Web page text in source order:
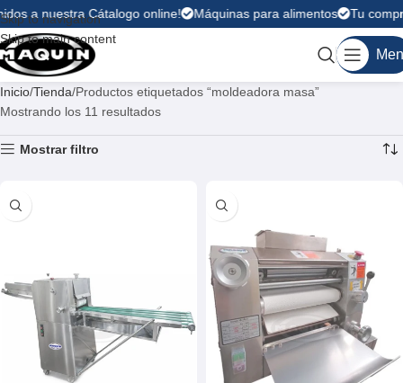
Skip to navigation
Skip to main content
a nuestra Cátalogo online! Máquinas para alimentos Tu
Inicio Tienda Productos etiquetados “moldeadora masa”
Mostrando los 11 resultados
Mostrar filtro